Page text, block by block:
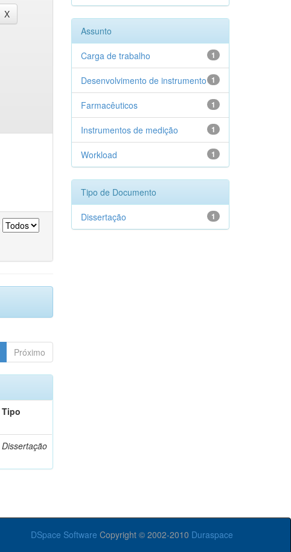
Próximo
Tipo
Dissertação
Assunto
1
Carga de trabalho
1
Desenvolvimento de instrumento
1
Farmacêuticos
1
Instrumentos de medição
1
Workload
Tipo de Documento
1
Dissertação
DSpace Software Copyright © 2002-2010 Duraspace